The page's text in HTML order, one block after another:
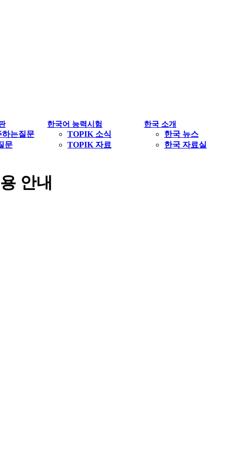
하는질문
문
한국어 능력시험
TOPIK 소식
TOPIK 자료
한국 소개
한국 뉴스
한국 자료실
안내